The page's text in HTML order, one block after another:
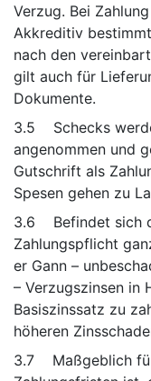
Verzug. Bei
Akkreditiv
nach den
gilt auch für
Dokumente.
3.5 Schecks
angenommen und
Gutschrift als
Spesen gehen zu
3.6 Befindet sich
Zahlungspflicht
er Gann –
– Verzugszinsen in
Basiszinssatz zu
höheren
3.7 Maßgeblich